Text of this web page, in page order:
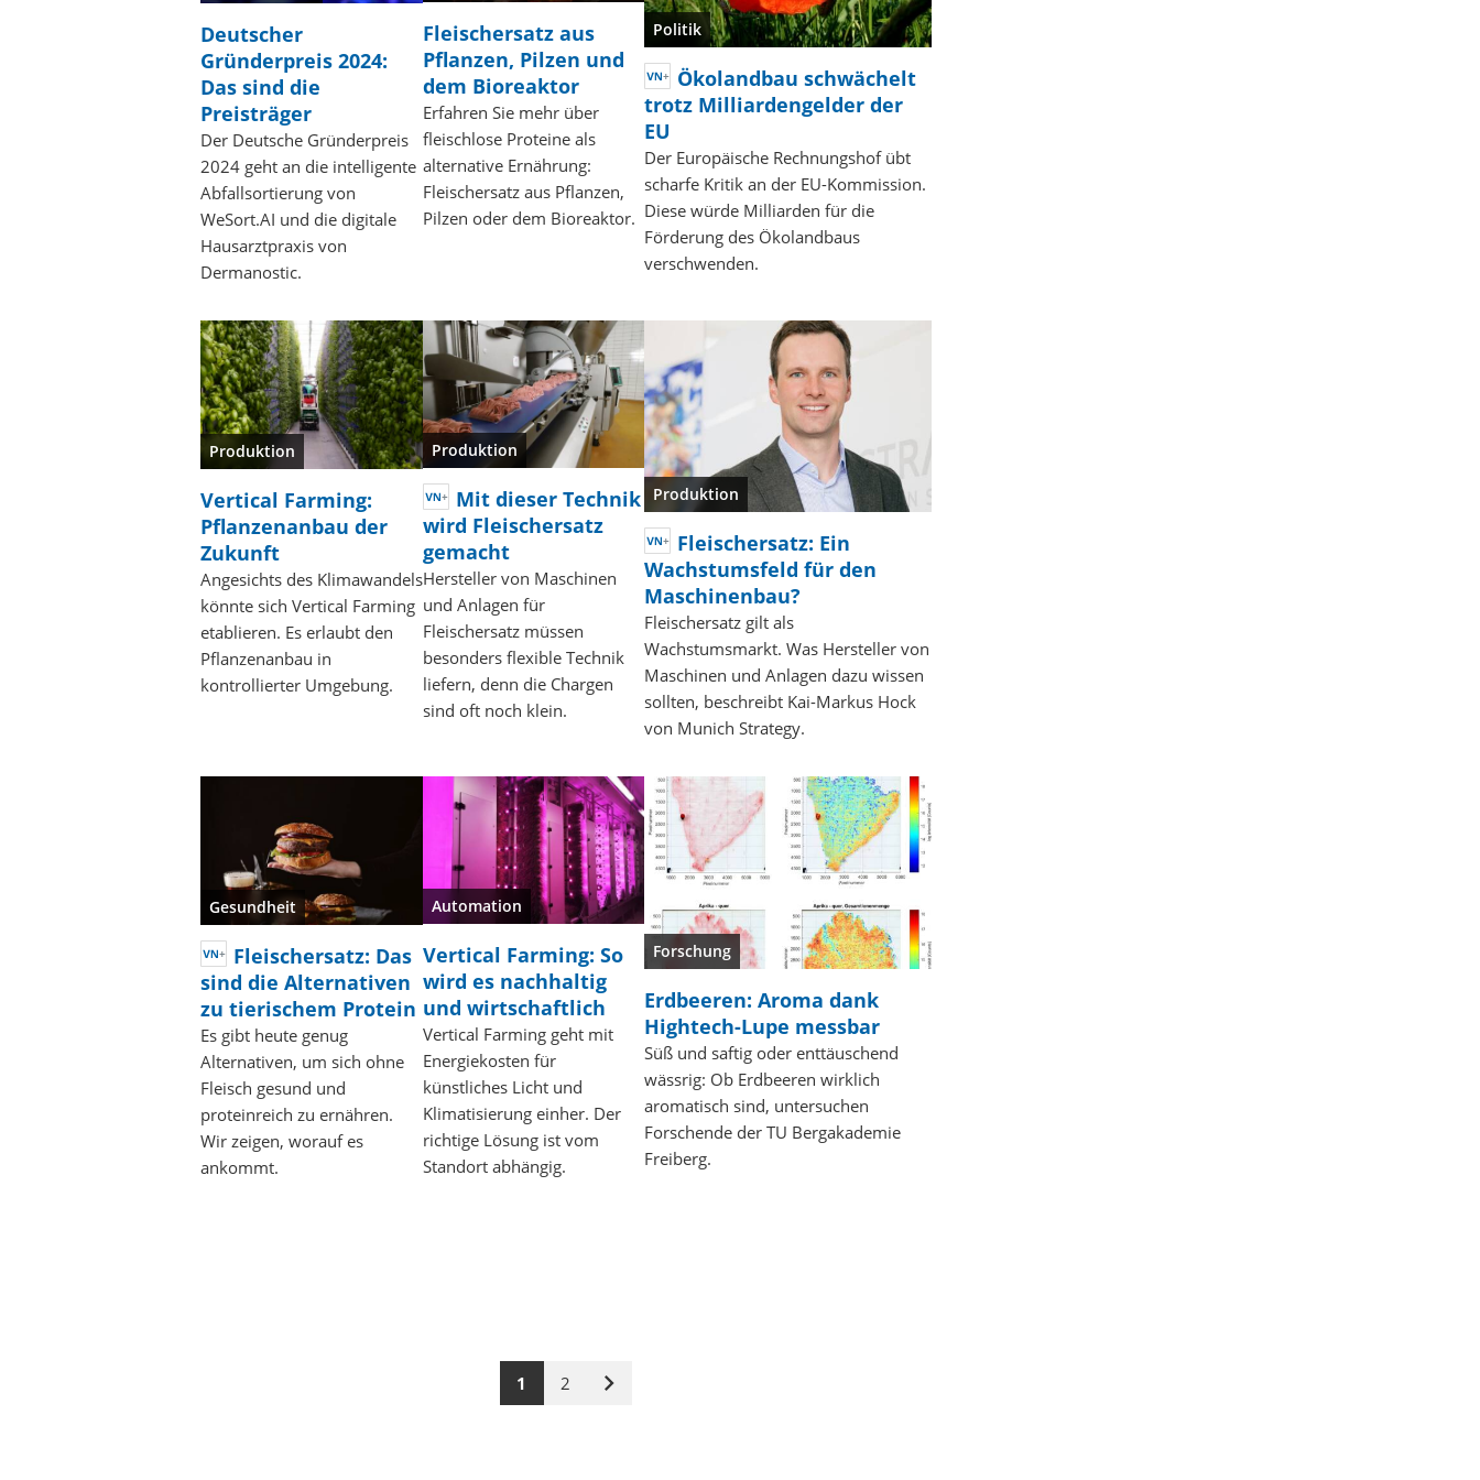
Deutscher
Gründerpreis 2024:
Das sind die
Preisträger
Der Deutsche Gründerpreis
2024 geht an die intelligente
Abfallsortierung von
WeSort.AI und die digitale
Hausarztpraxis von
Dermanostic.
Fleischersatz aus
Pflanzen, Pilzen und
dem Bioreaktor
Erfahren Sie mehr über
fleischlose Proteine als
alternative Ernährung:
Fleischersatz aus Pflanzen,
Pilzen oder dem Bioreaktor.
Politik
Ökolandbau schwächelt
trotz Milliardengelder der
EU
Der Europäische Rechnungshof übt
scharfe Kritik an der EU-Kommission.
Diese würde Milliarden für die
Förderung des Ökolandbaus
verschwenden.
Produktion
Vertical Farming:
Pflanzenanbau der
Zukunft
Angesichts des Klimawandels
könnte sich Vertical Farming
etablieren. Es erlaubt den
Pflanzenanbau in
kontrollierter Umgebung.
Produktion
Mit dieser Technik
wird Fleischersatz
gemacht
Hersteller von Maschinen
und Anlagen für
Fleischersatz müssen
besonders flexible Technik
liefern, denn die Chargen
sind oft noch klein.
Produktion
Fleischersatz: Ein
Wachstumsfeld für den
Maschinenbau?
Fleischersatz gilt als
Wachstumsmarkt. Was Hersteller von
Maschinen und Anlagen dazu wissen
sollten, beschreibt Kai-Markus Hock
von Munich Strategy.
Gesundheit
Fleischersatz: Das
sind die Alternativen
zu tierischem Protein
Es gibt heute genug
Alternativen, um sich ohne
Fleisch gesund und
proteinreich zu ernähren.
Wir zeigen, worauf es
ankommt.
Automation
Vertical Farming: So
wird es nachhaltig
und wirtschaftlich
Vertical Farming geht mit
Energiekosten für
künstliches Licht und
Klimatisierung einher. Der
richtige Lösung ist vom
Standort abhängig.
Forschung
Erdbeeren: Aroma dank
Hightech-Lupe messbar
Süß und saftig oder enttäuschend
wässrig: Ob Erdbeeren wirklich
aromatisch sind, untersuchen
Forschende der TU Bergakademie
Freiberg.
1 2
Nächste